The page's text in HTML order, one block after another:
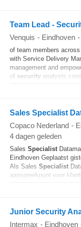
Team Lead -
Venquis - Eindhoven -
of team members
with Service Delivery
management and
of security analysts
Sales Specialist
Copaco Nederland -
4 dagen geleden
Sales Specialist
Eindhoven Geplaatst
Als Sales Specialist
aanspreekpunt voor
Junior Security
Intermax - Eindhoven